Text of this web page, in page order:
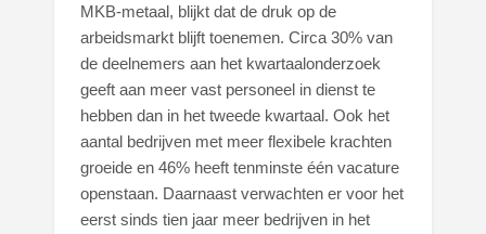
MKB-metaal, blijkt dat de druk op de
arbeidsmarkt blijft toenemen. Circa 30% van
de deelnemers aan het kwartaalonderzoek
geeft aan meer vast personeel in dienst te
hebben dan in het tweede kwartaal. Ook het
aantal bedrijven met meer flexibele krachten
groeide en 46% heeft tenminste één vacature
openstaan. Daarnaast verwachten er voor het
eerst sinds tien jaar meer bedrijven in het